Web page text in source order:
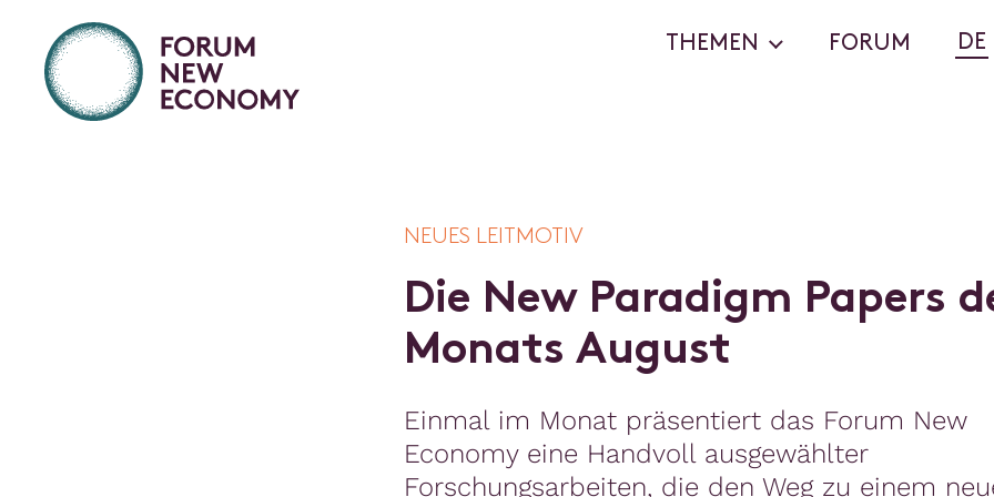
THEMEN FORUM DE
NEUES LEITMOTIV
Die New Paradigm Papers d
Monats August
Einmal im Monat präsentiert das Forum New
Economy eine Handvoll ausgewählter
Forschungsarbeiten, die den Weg zu einem